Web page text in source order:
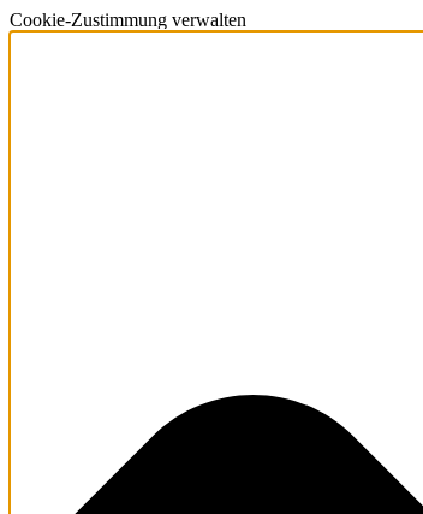
Cookie-Zustimmung verwalten